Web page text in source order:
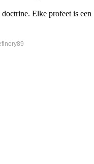
Elke profeet is een